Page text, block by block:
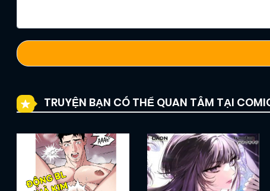
TRUYỆN BẠN CÓ THỂ QUAN TÂM TẠI